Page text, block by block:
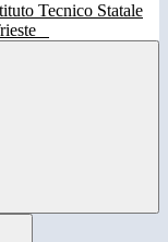
Tecnico Statale